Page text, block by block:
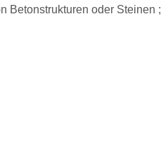
Betonstrukturen oder Steinen ;